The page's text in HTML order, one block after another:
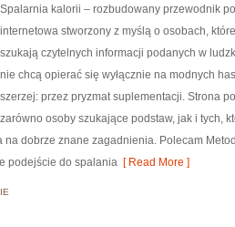
Spalarnia kalorii – rozbudowany przewodnik
internetowa stworzony z myślą o osobach,
szukają czytelnych informacji podanych w
nie chcą opierać się wyłącznie na modnych
szerzej: przez pryzmat suplementacji. Strona
zarówno osoby szukające podstaw, jak i tych,
dobrze znane zagadnienia. Polecam
podejście do spalania [ Read More ]